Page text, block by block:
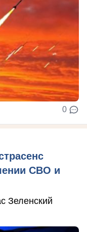
0
СВО и
Зеленский